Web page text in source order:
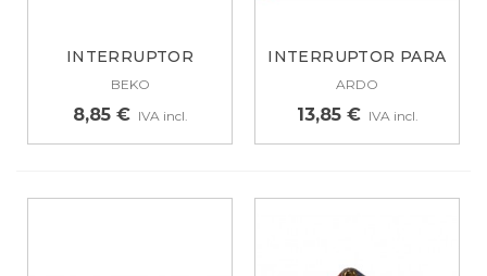
INTERRUPTOR
ENCENDIDO Y
BEKO
8,85 € IVA incl.
INTERRUPTOR PARA
LAVADORA ARDO...
ARDO
13,85 € IVA incl.